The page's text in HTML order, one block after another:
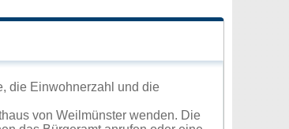
die Einwohnerzahl und die
von Weilmünster wenden. Die